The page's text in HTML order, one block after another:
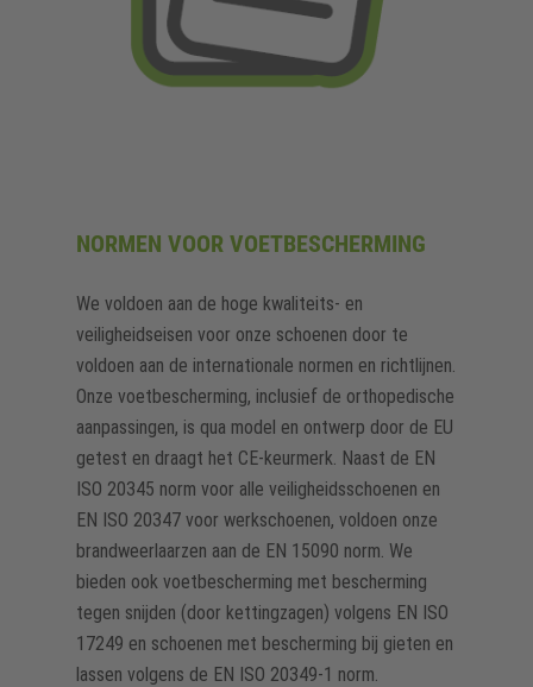
NORMEN VOOR VOETBESCHERMING
We voldoen aan de hoge kwaliteits- en
veiligheidseisen voor onze schoenen door te
voldoen aan de internationale normen en richtlijnen.
Onze voetbescherming, inclusief de orthopedische
aanpassingen, is qua model en ontwerp door de EU
getest en draagt het CE-keurmerk. Naast de EN
ISO 20345 norm voor alle veiligheidsschoenen en
EN ISO 20347 voor werkschoenen, voldoen onze
brandweerlaarzen aan de EN 15090 norm. We
bieden ook voetbescherming met bescherming
tegen snijden (door kettingzagen) volgens EN ISO
17249 en schoenen met bescherming bij gieten en
lassen volgens de EN ISO 20349-1 norm.